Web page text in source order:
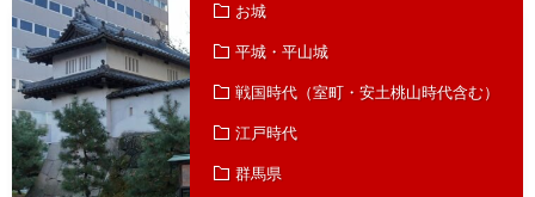
お城
平城・平山城
戦国時代（室町・安土桃山時代含む）
江戸時代
群馬県